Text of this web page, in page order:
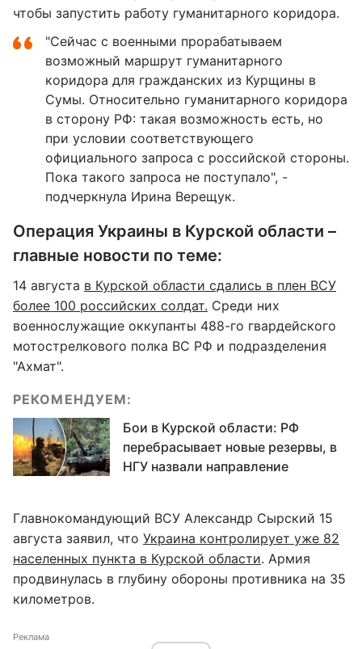
чтобы запустить работу гуманитарного коридора.
"Сейчас с военными прорабатываем
возможный маршрут гуманитарного
коридора для гражданских из Курщины в
Сумы. Относительно гуманитарного коридора
в сторону РФ: такая возможность есть, но
при условии соответствующего
официального запроса с российской стороны.
Пока такого запроса не поступало", -
подчеркнула Ирина Верещук.
Операция Украины в Курской области –
главные новости по теме:
14 августа в Курской области сдались в плен ВСУ
более 100 российских солдат. Среди них
военнослужащие оккупанты 488-го гвардейского
мотострелкового полка ВС РФ и подразделения
"Ахмат".
РЕКОМЕНДУЕМ:
Бои в Курской области: РФ
перебрасывает новые резервы, в
НГУ назвали направление
Главнокомандующий ВСУ Александр Сырский 15
августа заявил, что Украина контролирует уже 82
населенных пункта в Курской области. Армия
продвинулась в глубину обороны противника на 35
километров.
Реклама